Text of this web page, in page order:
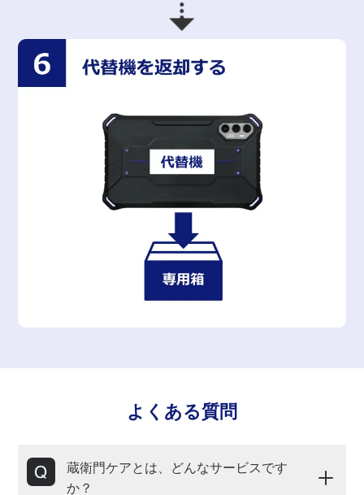
よくある質問
蔵衛門ケアとは、どんなサービスです
か？